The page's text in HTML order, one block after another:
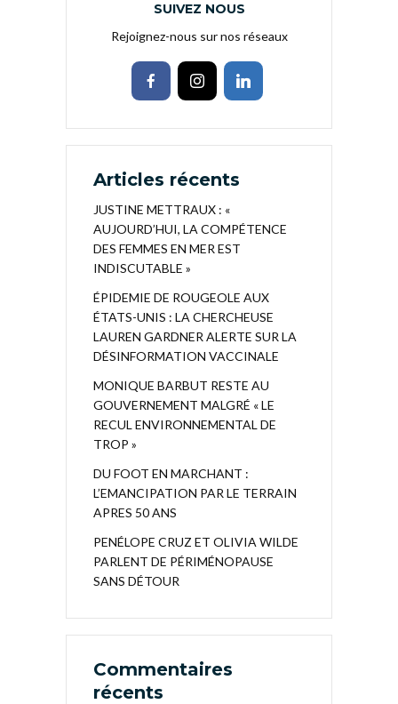
SUIVEZ NOUS
Rejoignez-nous sur nos réseaux
Articles récents
JUSTINE METTRAUX : «
AUJOURD’HUI, LA COMPÉTENCE
DES FEMMES EN MER EST
INDISCUTABLE »
ÉPIDEMIE DE ROUGEOLE AUX
ÉTATS-UNIS : LA CHERCHEUSE
LAUREN GARDNER ALERTE SUR LA
DÉSINFORMATION VACCINALE
MONIQUE BARBUT RESTE AU
GOUVERNEMENT MALGRÉ « LE
RECUL ENVIRONNEMENTAL DE
TROP »
DU FOOT EN MARCHANT :
L’EMANCIPATION PAR LE TERRAIN
APRES 50 ANS
PENÉLOPE CRUZ ET OLIVIA WILDE
PARLENT DE PÉRIMÉNOPAUSE
SANS DÉTOUR
Commentaires
récents